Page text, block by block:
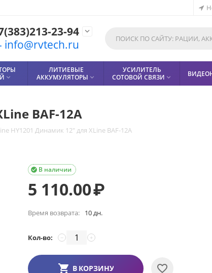
23-94
info@rvtech.ru


ЛИТИЕВЫЕ
АККУМУЛЯТОРЫ 
УСИЛИТЕЛЬ
СОТОВОЙ СВЯЗИ 
BAF-12A
HY1201 Динамик 12" для XLine BAF-12A
В наличии

5 110.00₽
Время возврата: 10 дн.
Кол-во: +
−
В КОРЗИНУ